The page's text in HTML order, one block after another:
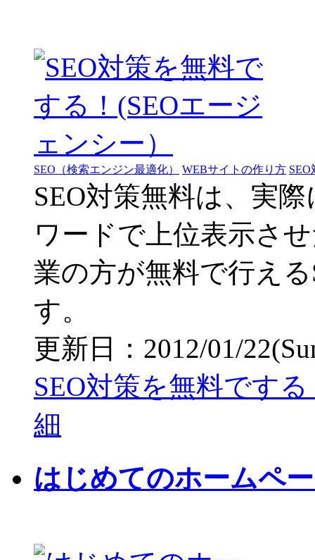
SEO（検索エンジン最適化） WEBサイトの作り方 SEO
SEO対策無料は、実
ワードで上位表示さ
業の方が無料で行え
す。
更新日：2012/01/
SEO対策を無料です
細
はじめてのホームペ